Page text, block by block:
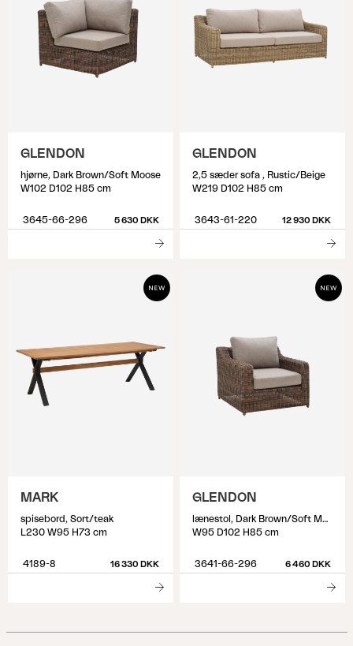
GLENDON
hjørne, Dark Brown/Soft Moose
W102 D102 H85 cm
3645-66-296 5 630 DKK
GLENDON
2,5 sæder sofa , Rustic/Beige
W219 D102 H85 cm
3643-61-220 12 930 DKK
MARK
spisebord, Sort/teak
L230 W95 H73 cm
4189-8 16 330 DKK
GLENDON
lænestol, Dark Brown/Soft Moose
W95 D102 H85 cm
3641-66-296 6 460 DKK